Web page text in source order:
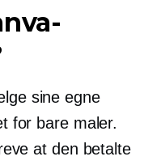
sine egne
for bare maler.
at den betalte